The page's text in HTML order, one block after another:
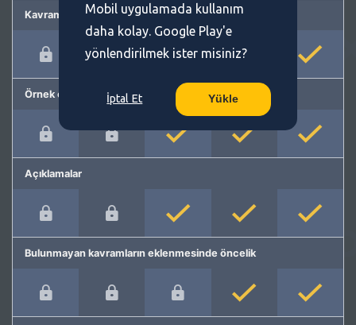
Kavram önerme
Örnek cümleler
Açıklamalar
Bulunmayan kavramların eklenmesinde öncelik
Mobil uygulamada kullanım
daha kolay. Google Play'e
yönlendirilmek ister misiniz?
İptal Et Yükle